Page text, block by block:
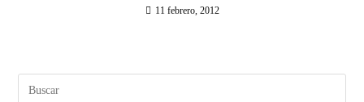
11 febrero, 2012